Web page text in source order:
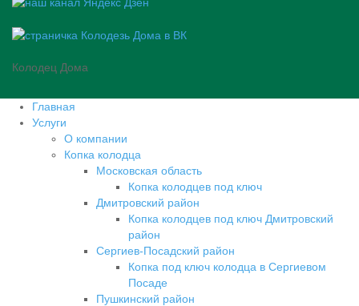
Колодец Дома
Главная
Услуги
О компании
Копка колодца
Московская область
Копка колодцев под ключ
Дмитровский район
Копка колодцев под ключ Дмитровский
район
Сергиев-Посадский район
Копка под ключ колодца в Сергиевом
Посаде
Пушкинский район